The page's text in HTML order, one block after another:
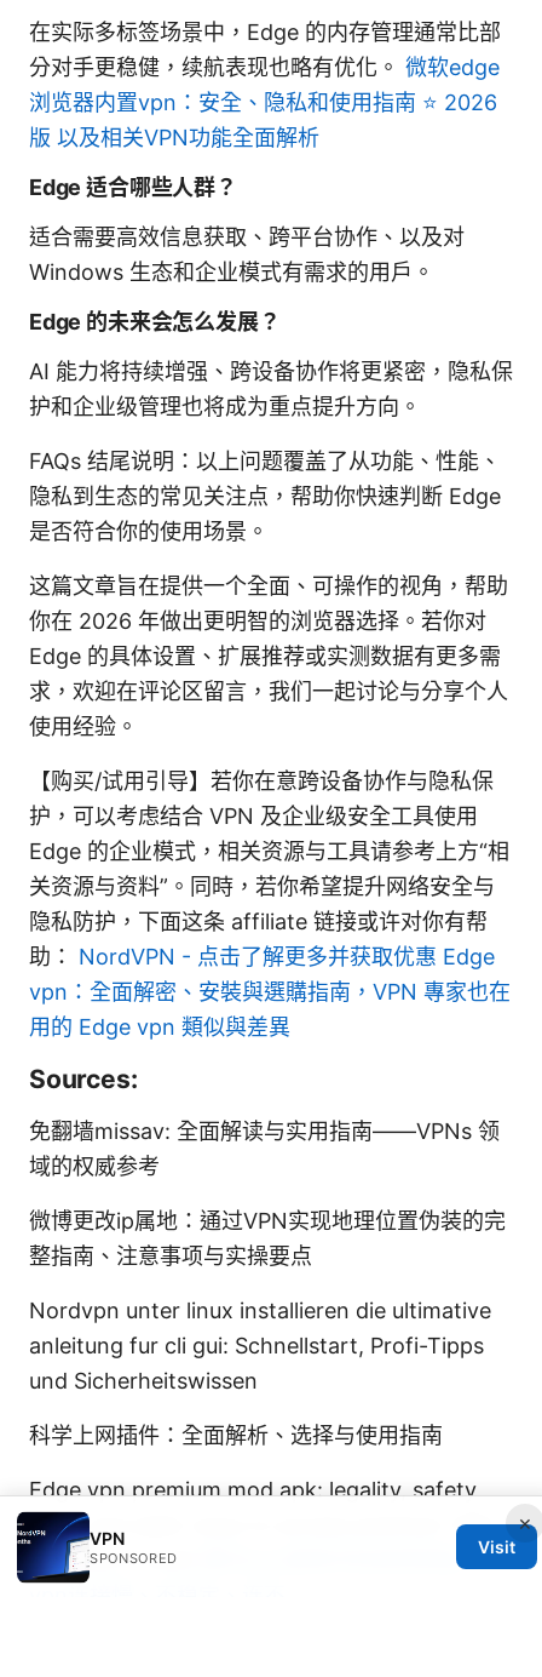
在实际多标签场景中，Edge 的内存管理通常比部
分对手更稳健，续航表现也略有优化。 微软edge
浏览器内置vpn：安全、隐私和使用指南 ⭐ 2026
版 以及相关VPN功能全面解析
Edge 适合哪些人群？
适合需要高效信息获取、跨平台协作、以及对
Windows 生态和企业模式有需求的用户。
Edge 的未来会怎么发展？
AI 能力将持续增强、跨设备协作将更紧密，隐私保
护和企业级管理也将成为重点提升方向。
FAQs 结尾说明：以上问题覆盖了从功能、性能、
隐私到生态的常见关注点，帮助你快速判断 Edge
是否符合你的使用场景。
这篇文章旨在提供一个全面、可操作的视角，帮助
你在 2026 年做出更明智的浏览器选择。若你对
Edge 的具体设置、扩展推荐或实测数据有更多需
求，欢迎在评论区留言，我们一起讨论与分享个人
使用经验。
【购买/试用引导】若你在意跨设备协作与隐私保
护，可以考虑结合 VPN 及企业级安全工具使用
Edge 的企业模式，相关资源与工具请参考上方“相
关资源与资料”。同時，若你希望提升网络安全与
隐私防护，下面这条 affiliate 链接或许对你有帮
助： NordVPN - 点击了解更多并获取优惠 Edge
vpn：全面解密、安裝與選購指南，VPN 專家也在
用的 Edge vpn 類似與差異
Sources:
免翻墙missav: 全面解读与实用指南——VPNs 领
域的权威参考
微博更改ip属地：通过VPN实现地理位置伪装的完
整指南、注意事项与实操要点
Nordvpn unter linux installieren die ultimative
anleitung fur cli gui: Schnellstart, Profi-Tipps
und Sicherheitswissen
科学上网插件：全面解析、选择与使用指南
Edge vpn premium mod apk: legality, safety
risks, and safer ways to access premium VPN
features in 2025
解决vpn使用中的各种烦恼：
×
VPN
SPONSORED
Visit